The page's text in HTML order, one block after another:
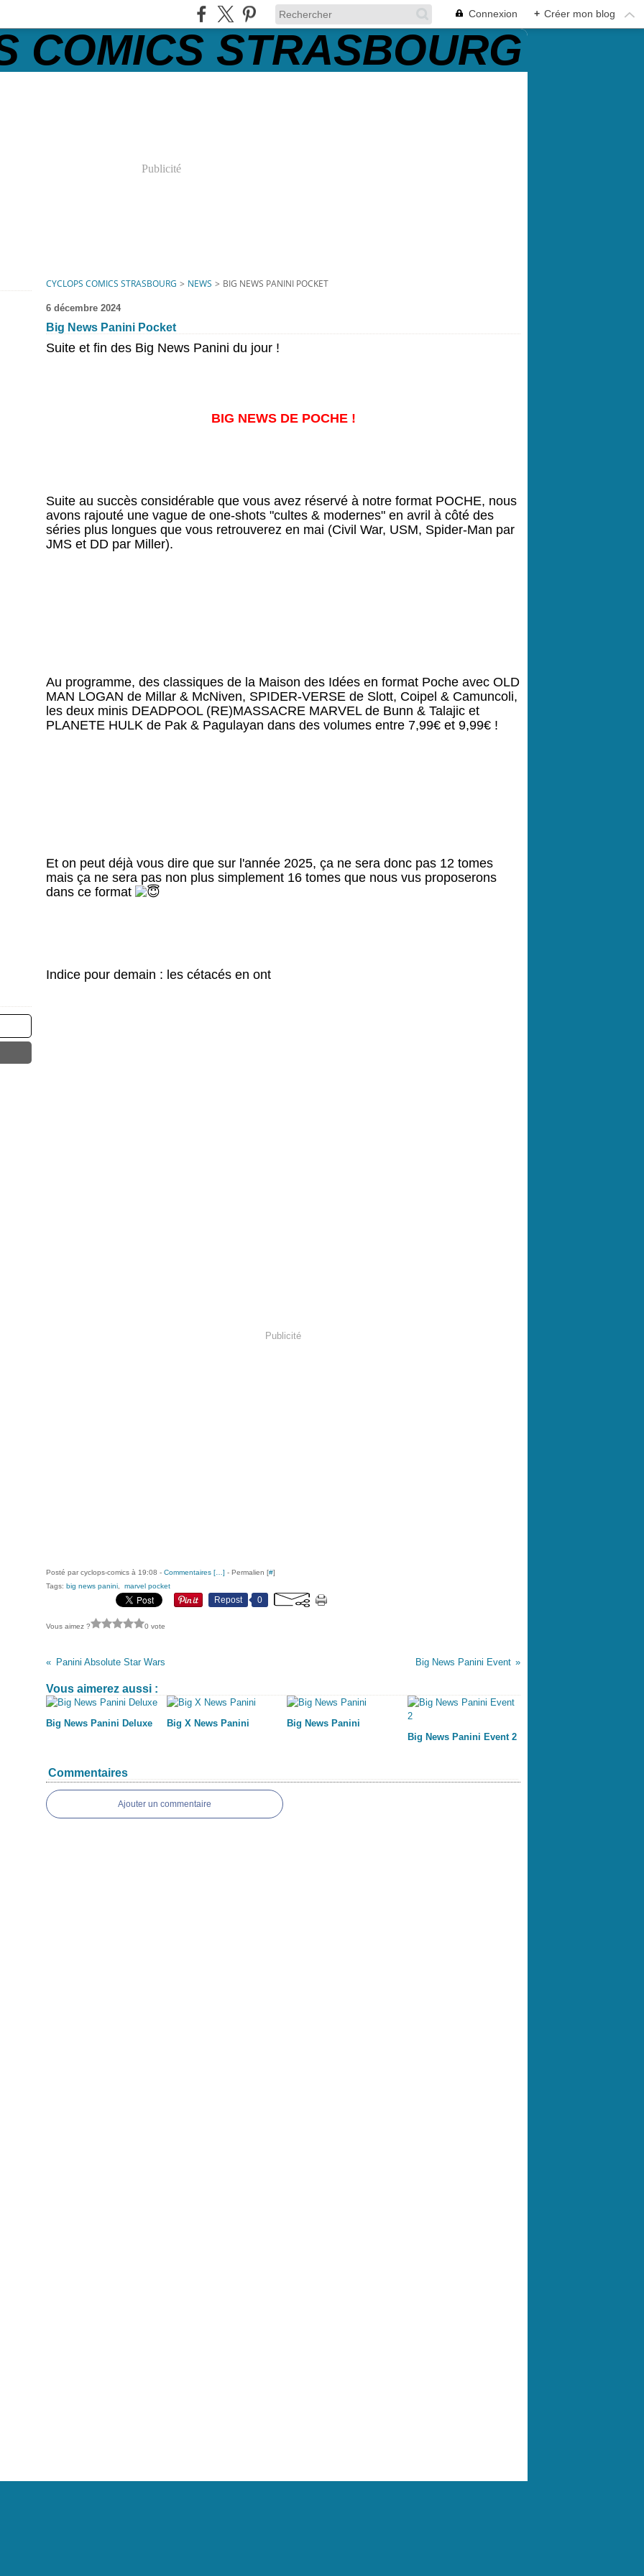
Connexion + Créer mon blog
Publicité
CYCLOPS COMICS STRASBOURG > NEWS > BIG NEWS PANINI POCKET
6 décembre 2024
Big News Panini Pocket
Suite et fin des Big News Panini du jour !
BIG NEWS DE POCHE !
Suite au succès considérable que vous avez réservé à notre format POCHE, nous
avons rajouté une vague de one-shots "cultes & modernes" en avril à côté des
séries plus longues que vous retrouverez en mai (Civil War, USM, Spider-Man par
JMS et DD par Miller).
Au programme, des classiques de la Maison des Idées en format Poche avec OLD
MAN LOGAN de Millar & McNiven, SPIDER-VERSE de Slott, Coipel & Camuncoli,
les deux minis DEADPOOL (RE)MASSACRE MARVEL de Bunn & Talajic et
PLANETE HULK de Pak & Pagulayan dans des volumes entre 7,99€ et 9,99€ !
Et on peut déjà vous dire que sur l'année 2025, ça ne sera donc pas 12 tomes
mais ça ne sera pas non plus simplement 16 tomes que nous vus proposerons
dans ce format
Indice pour demain : les cétacés en ont
Publicité
Posté par cyclops-comics à 19:08 - Commentaires [ ] - Permalien [#]
Tags: big news panini marvel pocket
Repost 0
Vous aimez ? 0 vote
Panini Absolute Star Wars Big News Panini Event
Vous aimerez aussi :
Big News Panini Deluxe Big X News Panini
Big News Panini
Big News Panini Event 2
Commentaires
Ajouter un commentaire